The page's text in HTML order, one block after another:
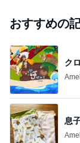
おすすめの
ク
息